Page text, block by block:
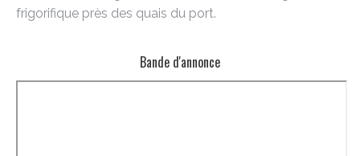
frigorifique près des quais du port.
Bande d'annonce